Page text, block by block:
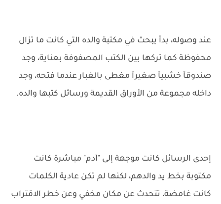
عند وصوله، بدأ يبحث في مكتبة والده التي كانت ما تزال
محفوظة كما تركها بين الكتب المصفوفة بعناية، وجد
صندوقآ خشبيآ صغيرآ مغطى بالغبار عندما فتحه، وجد
داخله مجموعة من الأوراق القديمة ورسائل كتبها والده.
إحدى الرسائل كانت موجهة إلى "آدم" مباشرة كانت
مكتوبة بخط يد والدهم، لكنها لم تكن عادية الكلمات
كانت غامضة، تتحدث عن مكان مخفي وعن خطر الاقتراب